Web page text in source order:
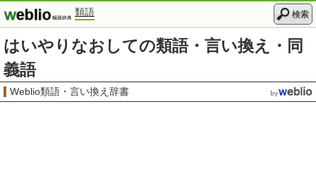
類語 検索
はいやりなおしての類語・言い換え・同
義語
Weblio類語・言い換え辞書